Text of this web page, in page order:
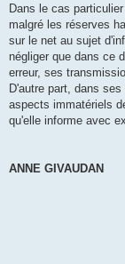
Dans le cas
malgré les réserves
sur le net au sujet
négliger que dans ce
erreur, ses
D'autre part, dans
aspects immatériels
qu'elle informe avec
ANNE GIVAUDAN